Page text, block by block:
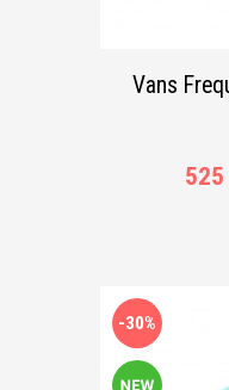
Vans
525
-30%